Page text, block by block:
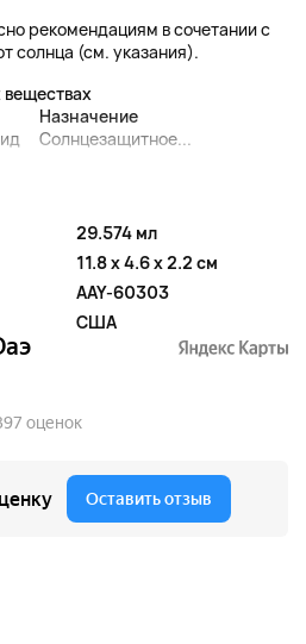
рекомендациям в сочетании с
солнца (см. указания).
Назначение
Солнцезащитное...
29.574 мл
11.8 x 4.6 x 2.2 см
AAY-60303
США